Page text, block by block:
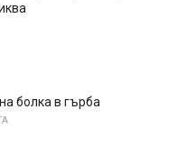
болка в гърба